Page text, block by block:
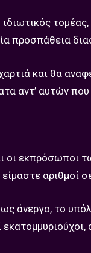
προσπάθεια
και θα
αντ’ αυτών
οι εκπρόσωποι
είμαστε
άνεργο, το